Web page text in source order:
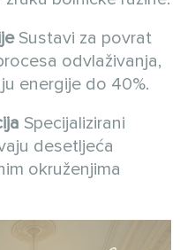
Sustavi za povrat
odvlaživanja,
energije do 40%.
Specijalizirani
desetljeća
okruženjima